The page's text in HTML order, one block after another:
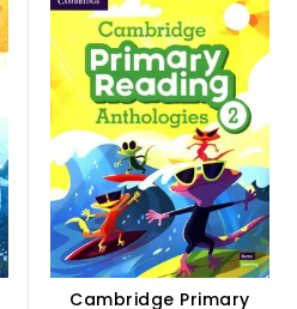
Cambridge Primary